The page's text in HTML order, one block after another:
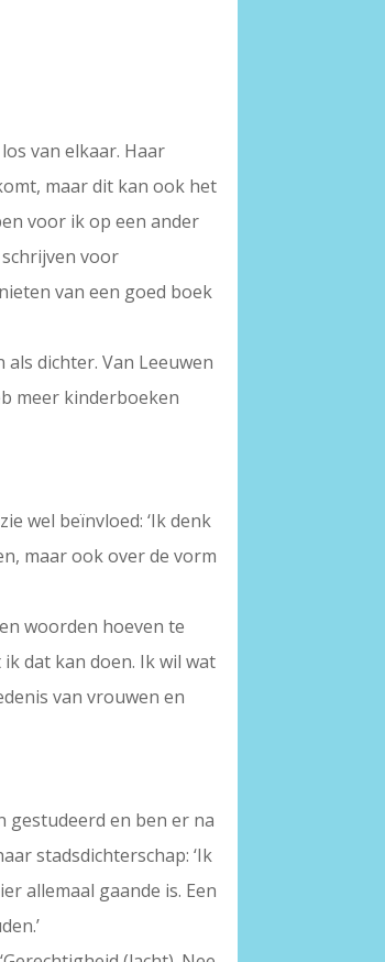
van elkaar. Haar
maar dit kan ook het
voor ik op een ander
voor
van een goed boek
dichter. Van Leeuwen
meer kinderboeken
wel beïnvloed: ‘Ik denk
maar ook over de vorm
woorden hoeven te
dat kan doen. Ik wil wat
van vrouwen en
gestudeerd en ben er na
stadsdichterschap: ‘Ik
allemaal gaande is. Een